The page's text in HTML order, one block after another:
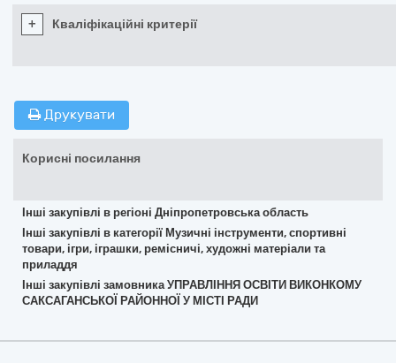
+ Кваліфікаційні критерії
Друкувати
Корисні посилання
Інші закупівлі в регіоні Дніпропетровська область
Інші закупівлі в категорії Музичні інструменти, спортивні
товари, ігри, іграшки, ремісничі, художні матеріали та
приладдя
Інші закупівлі замовника УПРАВЛІННЯ ОСВІТИ ВИКОНКОМУ
САКСАГАНСЬКОЇ РАЙОННОЇ У МІСТІ РАДИ